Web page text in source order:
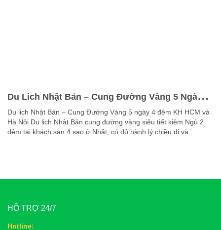
Du Lich Nhật Bản – Cung Đường Vàng 5 Ngày 4
Đêm Khởi Hành Từ Hồ Chí Minh, Hà Nội
Du lich Nhật Bản – Cung Đường Vàng 5 ngày 4 đêm KH HCM và
Hà Nội Du lich Nhật Bản cung đường vàng siêu tiết kiệm Ngủ 2
đêm tại khách sạn 4 sao ở Nhật, có đủ hành lý chiều đi và ...
HỖ TRỢ 24/7
Hotline: